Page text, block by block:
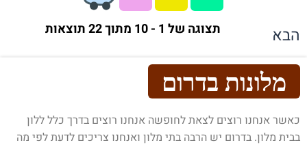
תצוגה של 1 - 10 מתוך 22 תוצאות הבא
מלונות בדרום
כאשר אנחנו רוצים לצאת לחופשה אנחנו רוצים בדרך כלל ללון
בבית מלון. בדרום יש הרבה בתי מלון ואנחנו צריכים לדעת לפי מה